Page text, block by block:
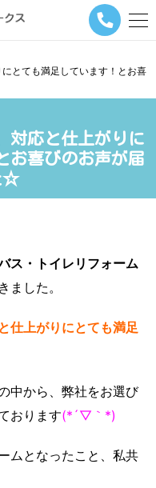
メ
ー
ビ
シ
ョ
ン
タ
とても満足しています！とお喜
対応と仕上がりに
お喜びのお声が届
☆
ス・トイレリフォーム
ました。
仕上がりにとても満足
中から、弊社をお選び
おります(*´▽｀*)
ムとなったこと、私共